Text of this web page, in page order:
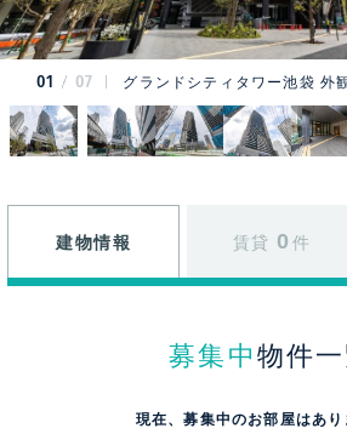
01 07 グランドシティタワー池袋 外
建物情報 賃貸 0 件
募集中 物件
現在、募集中のお部屋はあり